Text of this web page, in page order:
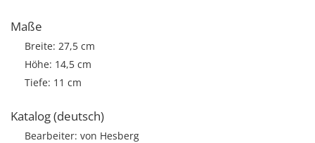
Maße
Breite: 27,5 cm
Höhe: 14,5 cm
Tiefe: 11 cm
Katalog (deutsch)
Bearbeiter: von Hesberg